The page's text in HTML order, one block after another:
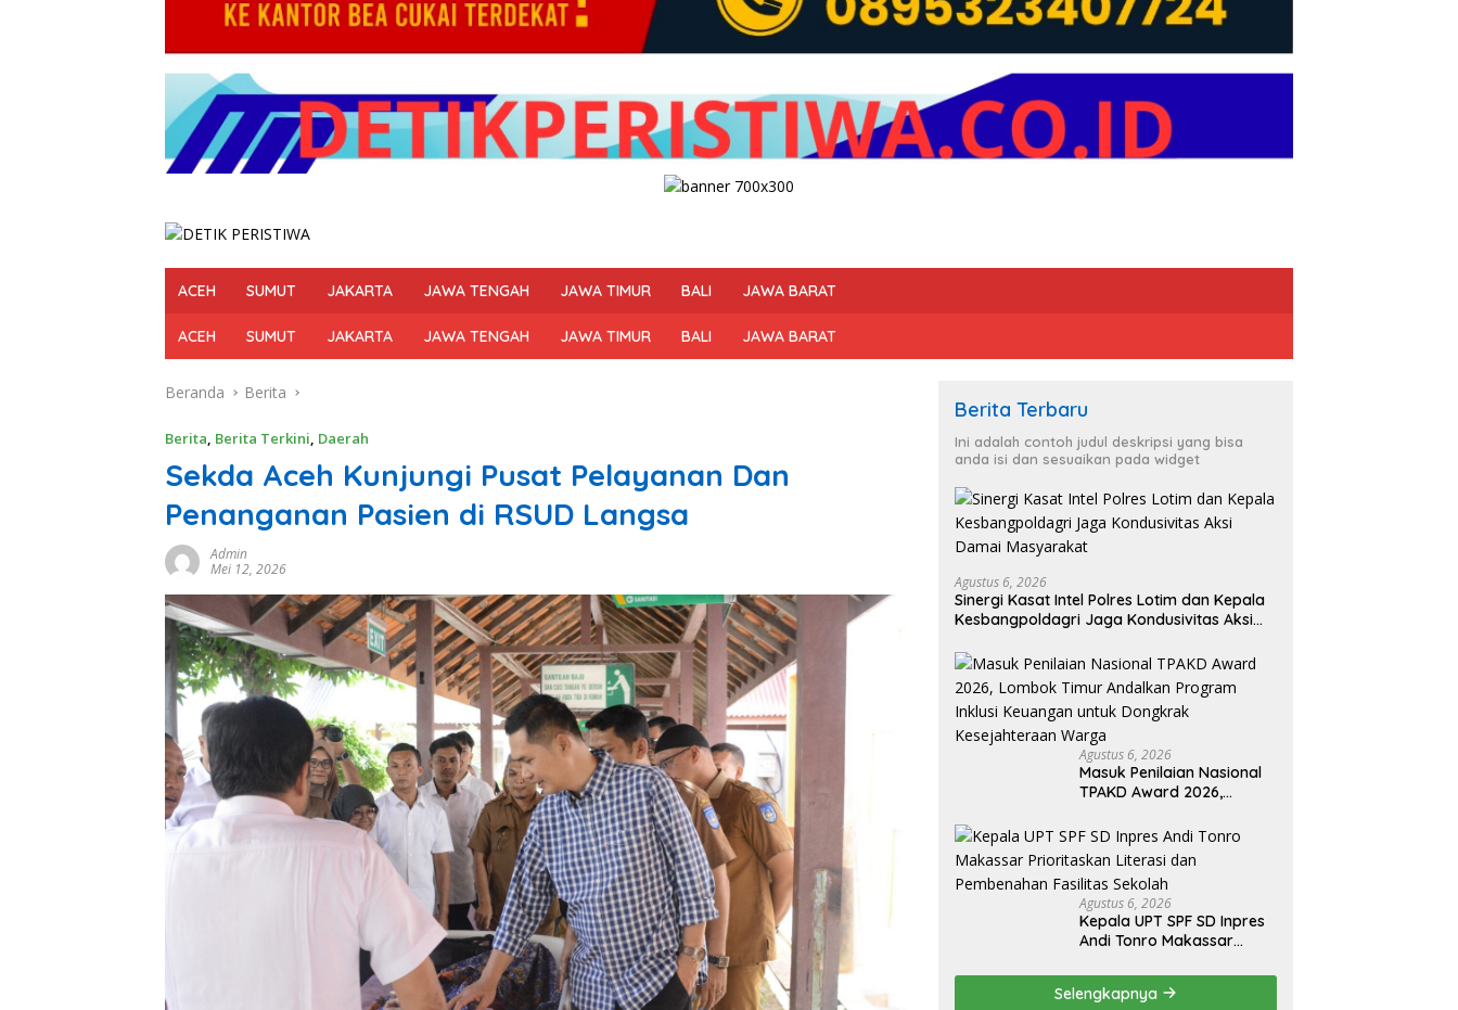
ACEH SUMUT JAKARTA JAWA TENGAH JAWA TIMUR BALI JAWA BARAT
ACEH SUMUT JAKARTA JAWA TENGAH JAWA TIMUR BALI JAWA BARAT
Beranda Berita
Berita, Berita Terkini, Daerah
Sekda Aceh Kunjungi Pusat Pelayanan Dan
Penanganan Pasien di RSUD Langsa
Admin
Mei 12, 2026
Berita Terbaru
Ini adalah contoh judul deskripsi yang bisa
anda isi dan sesuaikan pada widget
Agustus 6, 2026
Sinergi Kasat Intel Polres Lotim dan Kepala
Kesbangpoldagri Jaga Kondusivitas Aksi
Agustus 6, 2026
Masuk Penilaian Nasional
TPAKD Award 2026,
Program Inklusi Keuangan
untuk Dongkrak
Kesejahteraan Warga
Agustus 6, 2026
Kepala UPT SPF SD Inpres
Andi Tonro Makassar
Pembenahan Fasilitas
Sekolah
Selengkapnya